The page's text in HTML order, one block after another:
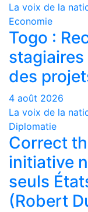
La voix de la
Economie
Togo :
des
4 août 2026
La voix de la
Diplomatie
Correct
initiative
seuls
(Robert